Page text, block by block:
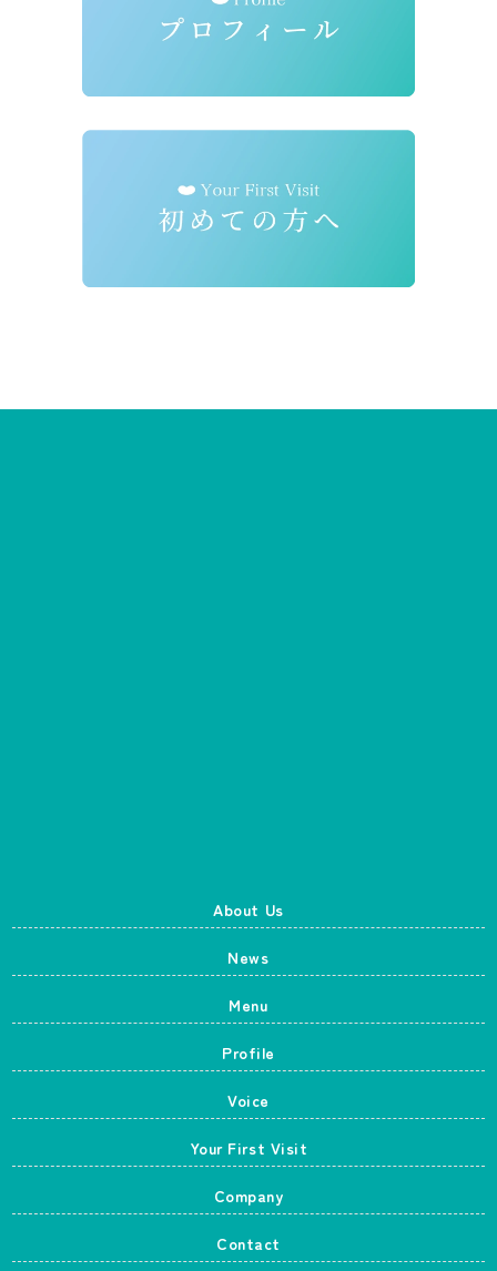
About Us
News
Menu
Profile
Voice
Your First Visit
Company
Contact